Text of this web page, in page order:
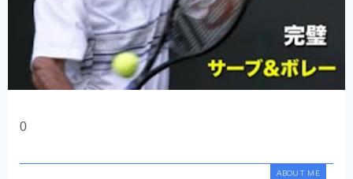
0
ABOUT ME